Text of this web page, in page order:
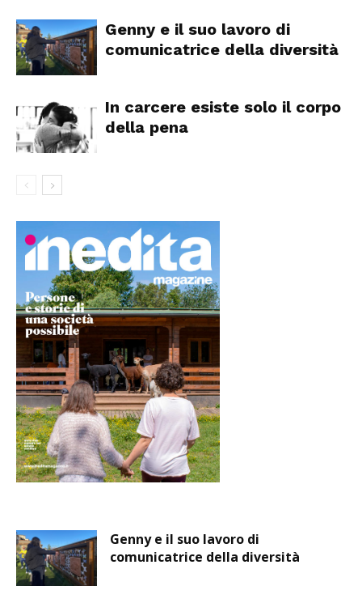
Genny e il suo lavoro di
comunicatrice della diversità
In carcere esiste solo il corpo
della pena
Genny e il suo lavoro di
comunicatrice della diversità